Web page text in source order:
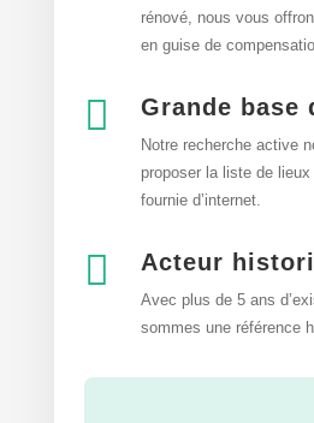
rénové, nous vous
en guise de
 Grande base
Notre recherche active
proposer la liste de lieux
fournie d’internet.
 Acteur
Avec plus de 5 ans
sommes une référence